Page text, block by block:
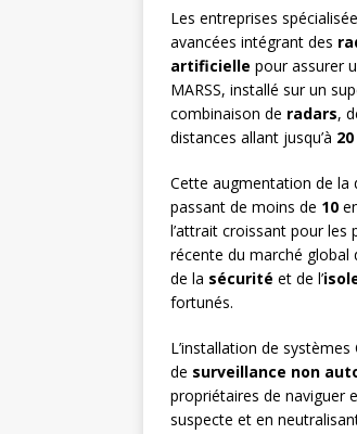
Les entreprises
avancées intégrant des
artificielle pour assurer
MARSS, installé sur un
combinaison de radars,
distances allant jusqu’à
Cette augmentation de la
passant de moins de 10
l’attrait croissant pour
récente du marché global
de la sécurité et de l’
fortunés.
L’installation de
de surveillance non
propriétaires de naviguer
suspecte et en